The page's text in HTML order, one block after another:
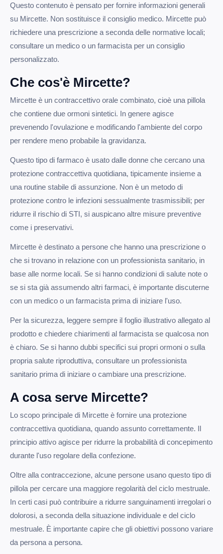
Questo contenuto è pensato per fornire informazioni generali
su Mircette. Non sostituisce il consiglio medico. Mircette può
richiedere una prescrizione a seconda delle normative locali;
consultare un medico o un farmacista per un consiglio
personalizzato.
Che cos'è Mircette?
Mircette è un contraccettivo orale combinato, cioè una pillola
che contiene due ormoni sintetici. In genere agisce
prevenendo l'ovulazione e modificando l'ambiente del corpo
per rendere meno probabile la gravidanza.
Questo tipo di farmaco è usato dalle donne che cercano una
protezione contraccettiva quotidiana, tipicamente insieme a
una routine stabile di assunzione. Non è un metodo di
protezione contro le infezioni sessualmente trasmissibili; per
ridurre il rischio di STI, si auspicano altre misure preventive
come i preservativi.
Mircette è destinato a persone che hanno una prescrizione o
che si trovano in relazione con un professionista sanitario, in
base alle norme locali. Se si hanno condizioni di salute note o
se si sta già assumendo altri farmaci, è importante discuterne
con un medico o un farmacista prima di iniziare l'uso.
Per la sicurezza, leggere sempre il foglio illustrativo allegato al
prodotto e chiedere chiarimenti al farmacista se qualcosa non
è chiaro. Se si hanno dubbi specifici sui propri ormoni o sulla
propria salute riproduttiva, consultare un professionista
sanitario prima di iniziare o cambiare una prescrizione.
A cosa serve Mircette?
Lo scopo principale di Mircette è fornire una protezione
contraccettiva quotidiana, quando assunto correttamente. Il
principio attivo agisce per ridurre la probabilità di concepimento
durante l'uso regolare della confezione.
Oltre alla contraccezione, alcune persone usano questo tipo di
pillola per cercare una maggiore regolarità del ciclo mestruale.
In certi casi può contribuire a ridurre sanguinamenti irregolari o
dolorosi, a seconda della situazione individuale e del ciclo
mestruale. È importante capire che gli obiettivi possono variare
da persona a persona.